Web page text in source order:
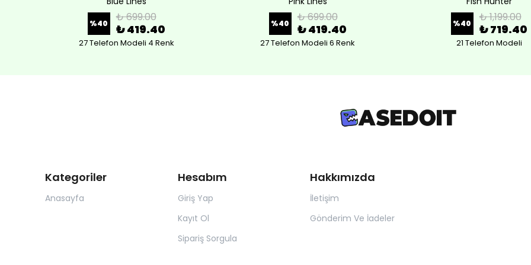
%40 ₺ 699.00
₺ 419.40
27 Telefon Modeli 4 Renk
%40 ₺ 699.00
₺ 419.40
27 Telefon Modeli 6 Renk
%40 ₺ 1,199.00
₺ 719.40
21 Telefon Modeli
Kategoriler
Anasayfa
Hesabım
Giriş Yap
Kayıt Ol
Sipariş Sorgula
Hakkımızda
İletişim
Gönderim Ve İadeler